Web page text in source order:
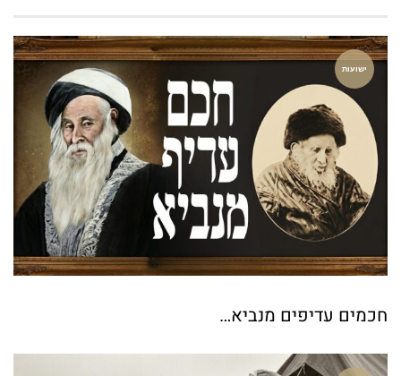
ישועות
חכמים עדיפים מנביא…